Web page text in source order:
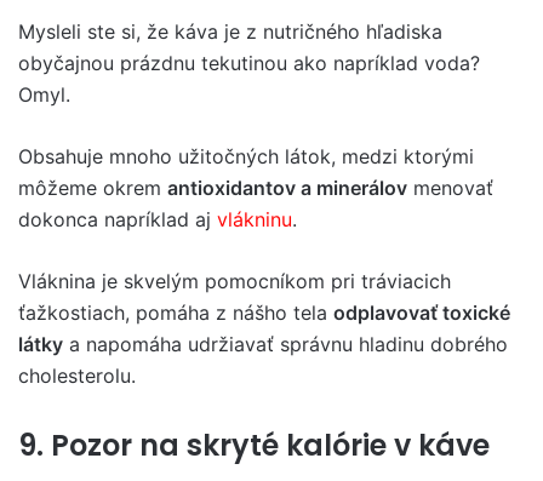
Mysleli ste si, že káva je z nutričného hľadiska
obyčajnou prázdnu tekutinou ako napríklad voda?
Omyl.
Obsahuje mnoho užitočných látok, medzi ktorými
môžeme okrem antioxidantov a minerálov menovať
dokonca napríklad aj vlákninu.
Vláknina je skvelým pomocníkom pri tráviacich
ťažkostiach, pomáha z nášho tela odplavovať toxické
látky a napomáha udržiavať správnu hladinu dobrého
cholesterolu.
9. Pozor na skryté kalórie v káve